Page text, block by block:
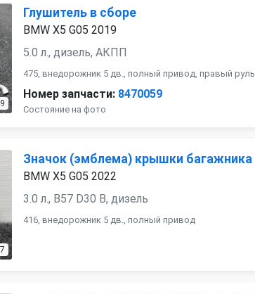
Глушитель в сборе
BMW X5 G05 2019
5.0 л., дизель, АКПП
475, внедорожник 5 дв., полный привод, правый руль
Номер запчасти: 8470059
Состояние на фото
Значок (эмблема) крышки багажника
BMW X5 G05 2022
3.0 л., B57 D30 B, дизель
416, внедорожник 5 дв., полный привод